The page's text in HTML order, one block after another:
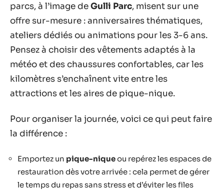
parcs, à l’image deGulli Parc, misent sur une
offre sur-mesure : anniversaires thématiques,
ateliers dédiés ou animations pour les 3-6 ans.
Pensez à choisir des vêtements adaptés à la
météo et des chaussures confortables, car les
kilomètres s’enchaînent vite entre les
attractions et les aires de pique-nique.
Pour organiser la journée, voici ce qui peut faire
la différence :
Emportez un pique-niqueou repérez les espaces de
restauration dès votre arrivée : cela permet de gérer
le temps du repas sans stress et d’éviter les files